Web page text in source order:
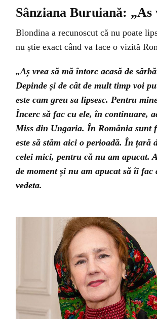
Sânziana Buruiană:
Blondina a recunoscut că nu poate
nu știe exact când va face o vizită
„Aș vrea să mă întorc acasă de
Depinde și de cât de mult timp voi
este cam greu sa lipsesc. Pentru
Încerc să fac cu ele, în continuare,
Miss din Ungaria. În România sunt
este să stăm aici o perioadă. În
celei mici, pentru că nu am apucat.
de moment și nu am apucat să îi fac
vedeta.